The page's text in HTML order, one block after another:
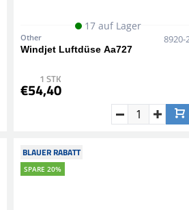
17 auf Lager
Other 8920-
Windjet Luftdüse Aa727
1 STK
€54,40
BLAUER RABATT
SPARE 20%